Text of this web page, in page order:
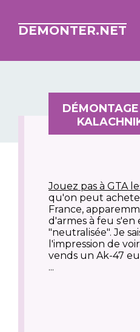
DEMONTER.NET
DÉMONTAGE
Jouez pas à GTA
qu'on peut
France,
d'armes à feu
"neutralisée". Je
l'impression de
vends un Ak-47
...